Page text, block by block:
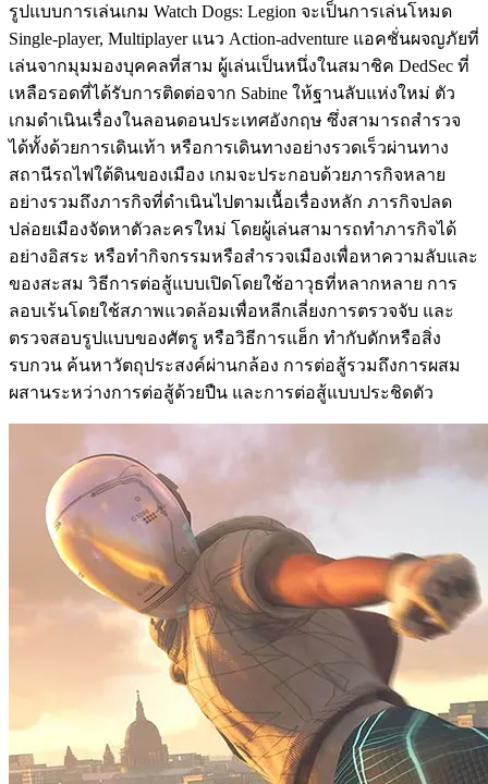
รูปแบบการเล่นเกม Watch Dogs: Legion จะเป็นการเล่นโหมด
Single-player, Multiplayer แนว Action-adventure แอคชั่นผจญภัยที่
เล่นจากมุมมองบุคคลที่สาม ผู้เล่นเป็นหนึ่งในสมาชิค DedSec ที่
เหลือรอดที่ได้รับการติดต่อจาก Sabine ให้ฐานลับแห่งใหม่ ตัว
เกมดำเนินเรื่องในลอนดอนประเทศอังกฤษ ซึ่งสามารถสำรวจ
ได้ทั้งด้วยการเดินเท้า หรือการเดินทางอย่างรวดเร็วผ่านทาง
สถานีรถไฟใต้ดินของเมือง เกมจะประกอบด้วยภารกิจหลาย
อย่างรวมถึงภารกิจที่ดำเนินไปตามเนื้อเรื่องหลัก ภารกิจปลด
ปล่อยเมืองจัดหาตัวละครใหม่ โดยผู้เล่นสามารถทำภารกิจได้
อย่างอิสระ หรือทำกิจกรรมหรือสำรวจเมืองเพื่อหาความลับและ
ของสะสม วิธีการต่อสู้แบบเปิดโดยใช้อาวุธที่หลากหลาย การ
ลอบเร้นโดยใช้สภาพแวดล้อมเพื่อหลีกเลี่ยงการตรวจจับ และ
ตรวจสอบรูปแบบของศัตรู หรือวิธีการแฮ็ก ทำกับดักหรือสิ่ง
รบกวน ค้นหาวัตถุประสงค์ผ่านกล้อง การต่อสู้รวมถึงการผสม
ผสานระหว่างการต่อสู้ด้วยปืน และการต่อสู้แบบประชิดตัว